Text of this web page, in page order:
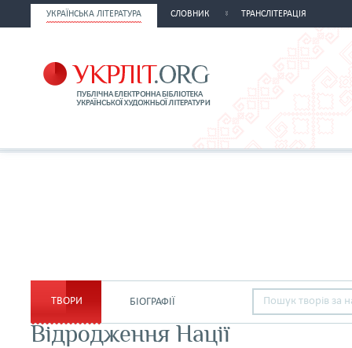
УКРАЇНСЬКА ЛІТЕРАТУРА СЛОВНИК ТРАНСЛІТЕРАЦІЯ
ТВОРИ БІОГРАФІЇ
Відродження Нації